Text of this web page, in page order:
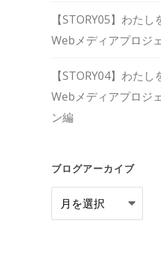
【STORY05】わたし
Webメディアプロジ
【STORY04】わたし
Webメディアプロジ
ン編
ブログアーカイブ
ロ